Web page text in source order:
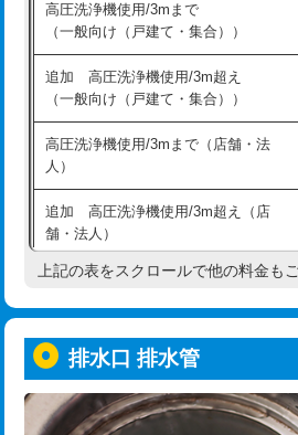
追加人工
廃棄・処分
※給水管工事は20mmまでの価格です
給水管工事※（バンド止め)
給水管工事※（支持金具設置)
給水管工事※（保温材使用（バンド止
め込み）)
給水管工事※（土の掘削・埋め戻し作
業)
給水管工事※（塩ビ管（VP・HI）使
用/3ｍまで)
用（追加）/3ｍ超え)
給水管工事※（ライニング鋼管・銅
管・ポリ管・HT管使用/3ｍまで)
高圧洗浄機使用/3mまで
（一般向け（戸建て・集合））
追加 高圧洗浄機使用/3m超え
（一般向け（戸建て・集合））
高圧洗浄機使用/3mまで（店舗・法
人）
追加 高圧洗浄機使用/3m超え（店
舗・法人）
高度高圧洗浄換
トーラー機使用/3mまで
追加トーラー機使用/3m超え
上記の表をスクロールで他の料金も
排水口 排水管